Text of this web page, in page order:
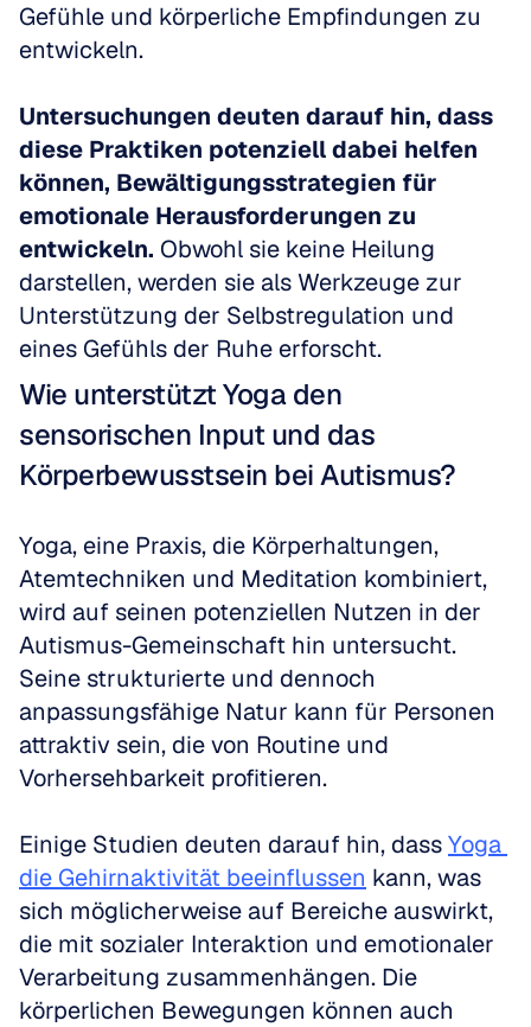
Gefühle und körperliche Empfindungen zu
entwickeln.
Untersuchungen deuten darauf hin, dass
diese Praktiken potenziell dabei helfen
können, Bewältigungsstrategien für
emotionale Herausforderungen zu
entwickeln. Obwohl sie keine Heilung
darstellen, werden sie als Werkzeuge zur
Unterstützung der Selbstregulation und
eines Gefühls der Ruhe erforscht.
Wie unterstützt Yoga den
sensorischen Input und das
Körperbewusstsein bei Autismus?
Yoga, eine Praxis, die Körperhaltungen,
Atemtechniken und Meditation kombiniert,
wird auf seinen potenziellen Nutzen in der
Autismus-Gemeinschaft hin untersucht.
Seine strukturierte und dennoch
anpassungsfähige Natur kann für Personen
attraktiv sein, die von Routine und
Vorhersehbarkeit profitieren.
Einige Studien deuten darauf hin, dass Yoga
die Gehirnaktivität beeinflussen kann, was
sich möglicherweise auf Bereiche auswirkt,
die mit sozialer Interaktion und emotionaler
Verarbeitung zusammenhängen. Die
körperlichen Bewegungen können auch